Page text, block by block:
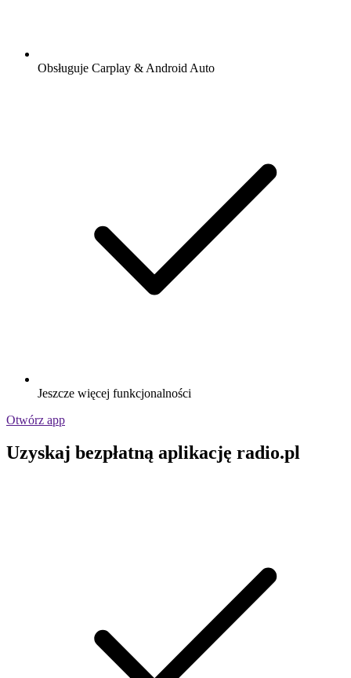
Obsługuje Carplay & Android Auto
Jeszcze więcej funkcjonalności
Otwórz app
Uzyskaj bezpłatną aplikację radio.pl